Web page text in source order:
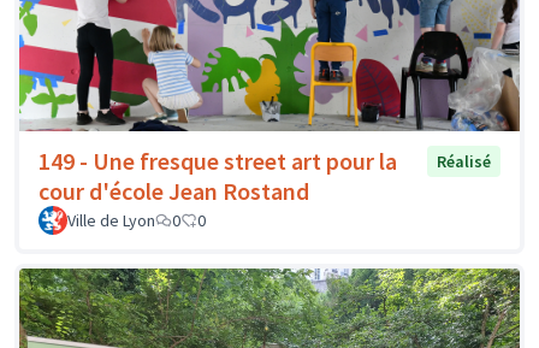
149 - Une fresque street art pour la
cour d'école Jean Rostand
Réalisé
Ville de Lyon 0 0